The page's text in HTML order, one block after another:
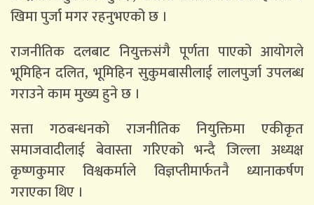
खिमा पुर्जा मगर रहनुभएको छ ।
राजनीतिक दलबाट नियुक्तसंगै पूर्णता पाएको आयोगले
भूमिहिन दलित, भूमिहिन सुकुमबासीलाई लालपुर्जा उपलब्ध
गराउने काम मुख्य हुने छ ।
सत्ता गठबन्धनको राजनीतिक नियुक्तिमा एकीकृत
समाजवादीलाई बेवास्ता गरिएको भन्दै जिल्ला अध्यक्ष
कृष्णकुमार विश्वकर्माले विज्ञप्तीमार्फतनै ध्यानाकर्षण
गराएका थिए ।